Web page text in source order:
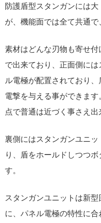
防護盾型スタンガンには
が、機能面では全て共通で
素材はどんな刃物も寄せ
で出来ており、正面側に
ル電極が配置されており
電撃を与える事ができま
点で普通は近づく事さえ出
裏側にはスタンガンユニ
り、盾をホールドしつつ
す。
スタンガンユニットは新
に、パネル電極の特性に